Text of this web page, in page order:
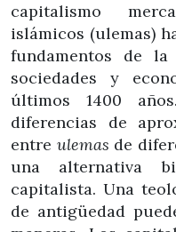
capitalismo
islámicos (ulemas)
fundamentos de
sociedades y
últimos 1400
diferencias de
entre ulemas de
una alternativa
capitalista. Una
de antigüedad